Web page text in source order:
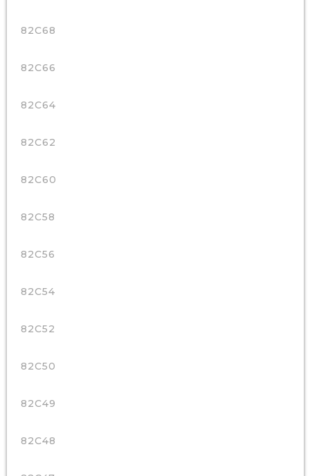
82C68
82C66
82C64
82C62
82C60
82C58
82C56
82C54
82C52
82C50
82C49
82C48